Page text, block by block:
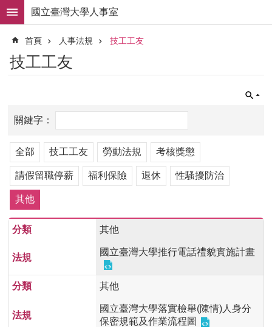
跳到主要內容區塊
進
階
搜
尋
才
組
織
職
掌
人
事
法
用
單
國立臺灣大學人事室
首頁 人事法規 技工工友
技工工友
全部 技工工友 勞動法規 考核獎懲
請假留職停薪 福利保險 退休 性騷擾防治
其他
其他
國立臺灣大學推行電話禮貌實施計畫
其他
國立臺灣大學落實檢舉(陳情)人身分
保密規範及作業流程圖